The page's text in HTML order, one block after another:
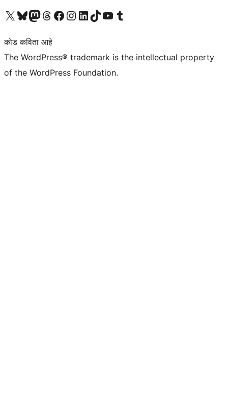
आमच्या X (एक्स) (पूर्वीचे ट्विटर) खात्याला भेट द्या आमच्या ब्लूस्की खात्याला भेट द्या.आमच्या Mastodon खात्याला भेट द्या.आमच्या थ्रेड्स खात्याला भेट द्या. आमच्या फेसबुक पेजला भेट द्या आमच्या इंस्टाग्राम खात्याला भेट द्या आमच्या लिंक्डइन खात्याला भेट द्या आमच्या टिकटॉक अकाउंटला भेट द्या.आमच्या यूट्यूब चॅनेलला भेट द्या आमच्या टंबलर खात्याला भेट द्या.
कोड कविता आहे
The WordPress® trademark is the intellectual property
of the WordPress Foundation.